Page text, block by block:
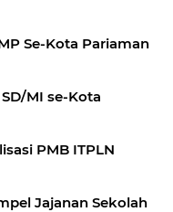
Se-Kota Pariaman
MI se-Kota
PMB ITPLN
Jajanan Sekolah